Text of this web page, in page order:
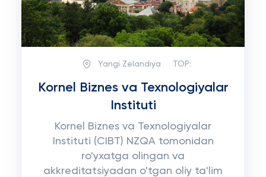
Yangi Zelandiya TOP:
Kornel Biznes va Texnologiyalar
Instituti
Kornel Biznes va Texnologiyalar
Instituti (CIBT) NZQA tomonidan
ro'yxatga olingan va
akkreditatsiyadan o'tgan oliy ta'lim